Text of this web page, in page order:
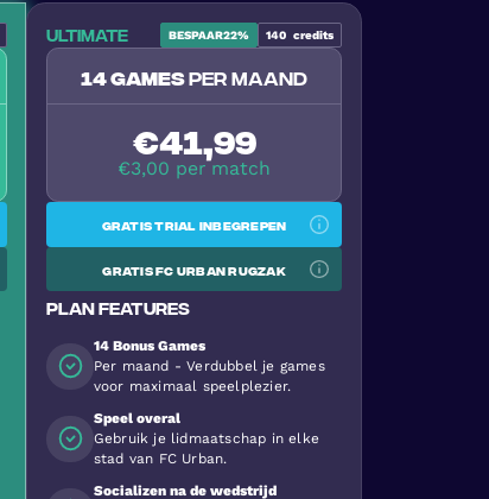
Ultimate BESPAAR22% 140 credits
14 gamesper maand
€41,99
€3,00 per match
Gratis trial inbegrepen
Gratis FC Urban Rugzak
Plan features
14 Bonus Games
Per maand - Verdubbel je games
voor maximaal speelplezier.
Speel overal
Gebruik je lidmaatschap in elke
stad van FC Urban.
Socializen na de wedstrijd